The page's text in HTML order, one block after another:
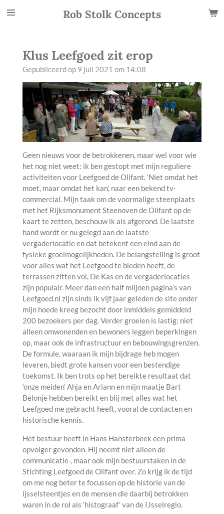
Ga
hoofdinhoud
Rob Stolk Concepts
Klus Leefgoed zit erop
Gepubliceerd op 9 juli 2021 om 14:08
Geen nieuws voor de betrokkenen, maar wel voor wie
het nog niet weet: ik ben gestopt met mijn reguliere
activiteiten voor Leefgoed de Olifant. ‘Niet omdat het
moet, maar omdat het kan’, naar een bekend tv-
commercial. Mijn taak om de voormalige steenplaats
met het Rijksmonument Steenoven de Olifant op de
kaart te zetten, beschouw ik als afgerond. De laatste
hand wordt er nu gelegd aan de laatste
vergaderlocatie en dat betekent een eind aan de
fysieke groeimogelijkheden. De belangstelling is groot
voor alles wat het Leefgoed te bieden heeft, de
terrassen zitten vol, De Kas en de vergaderlocaties
zijn populair. Meer dan een half miljoen pagina’s van
Leefgoed.nl zijn sinds ik vijf jaar geleden de site onder
mijn hoede kreeg bezocht door inmiddels gemiddeld
200 bezoekers per dag. Verder groeien is lastig; niet
alleen omwonenden en bewoners leggen beperkingen
op, maar ook de infrastructuur en bebouwingsgrenzen.
De formule, waaraan ik mijn bijdrage heb mogen
leveren, biedt grote kansen voor een bestendige
toekomst. Ik ben trots op het bereikte resultaat dat
‘onze meiden’ Ahja en Ariann en mijn maatje Bart
Belonje hebben bereikt en blij met alles wat het
Leefgoed me gebracht heeft, vooral de contacten en
historische kennis.
Het bestuur heeft in Hans Hansterbeek een prima
opvolger gevonden. Hij neemt niet alleen de
communicatie-, maar ook mijn bestuurstaken in de
Stichting Leefgoed de Olifant over. Zo krijg ik de tijd
om me nog beter te focussen op de historie van de
ijsselsteentjes en de mensen die daarbij betrokken
waren in de rol als ‘histograaf’ van de IJsselregio.